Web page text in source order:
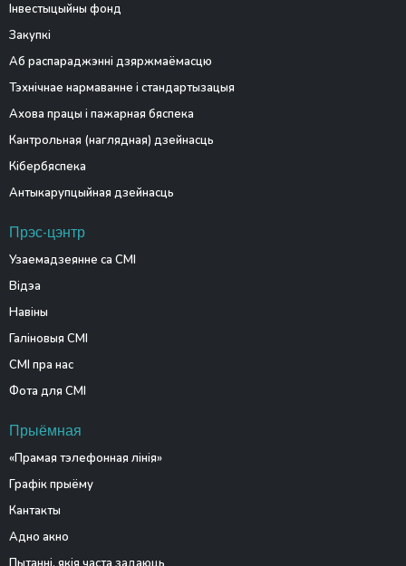
Інвестыцыйны фонд
Закупкі
Аб распараджэнні дзяржмаёмасцю
Тэхнічнае нармаванне і стандартызацыя
Ахова працы і пажарная бяспека
Кантрольная (наглядная) дзейнасць
Кібербяспека
Антыкарупцыйная дзейнасць
Прэс-цэнтр
Узаемадзеянне са СМІ
Відэа
Навіны
Галіновыя СМІ
СМІ пра нас
Фота для СМІ
Прыёмная
«Прамая тэлефонная лінія»
Графік прыёму
Кантакты
Адно акно